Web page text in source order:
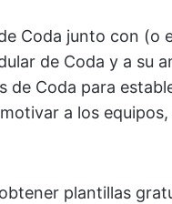
Coda junto con (o
de Coda y a su
de Coda para
a los
plantillas